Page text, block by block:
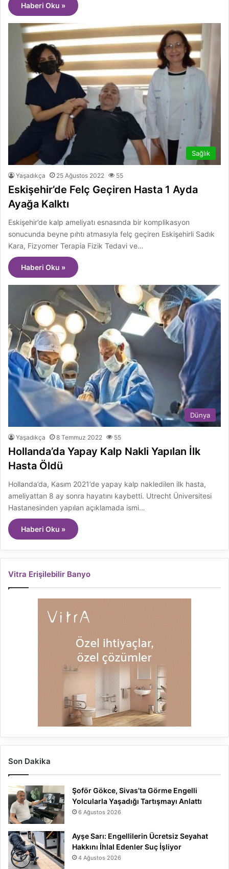
Haberi Oku »
Sağlık
Yaşadıkça 25 Ağustos 2022 55
Eskişehir’de Felç Geçiren Hasta 1 Ayda
Ayağa Kalktı
Eskişehir’de kalp ameliyatı esnasında bir komplikasyon
sonucunda beyne pıhtı atmasıyla felç geçiren Eskişehirli Sadık
Kara, Fizyomer Terapia Fizik Tedavi ve…
Haberi Oku »
Dünya
Yaşadıkça 8 Temmuz 2022 55
Hollanda’da Yapay Kalp Nakli Yapılan İlk
Hasta Öldü
Hollanda’da, Kasım 2021’de yapay kalp nakledilen ilk hasta,
ameliyattan 8 ay sonra hayatını kaybetti. Utrecht Üniversitesi
Hastanesinden yapılan açıklamada ismi…
Haberi Oku »
Vitra Erişilebilir Banyo
Son Dakika
Şoför Gökce, Sivas’ta Görme Engelli
Yolcularla Yaşadığı Tartışmayı Anlattı
6 Ağustos 2026
Ayşe Sarı: Engellilerin Ücretsiz Seyahat
Hakkını İhlal Edenler Suç İşliyor
4 Ağustos 2026